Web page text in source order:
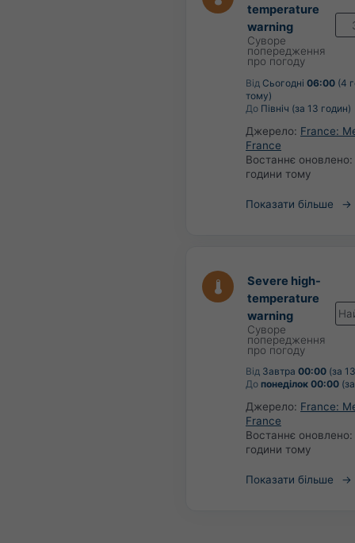
temperature
warning
Суворе
попередження
про погоду
Від Сьогодні 06:00 (4
тому)
До Північ (за 13 годин)
Джерело: France:
France
Востаннє оновлено:
години тому
Показати більше
Severe high-
temperature
warning
Суворе
попередження
про погоду
Від Завтра 00:00 (за
До понеділок 00:00
Джерело: France:
France
Востаннє оновлено:
години тому
Показати більше